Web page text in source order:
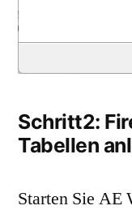
Schritt2:
Tabellen
Starten Sie AE